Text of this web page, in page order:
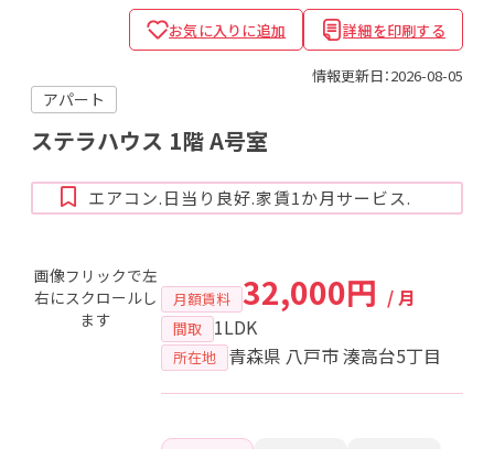
お気に入りに追加 詳細を印刷する
情報更新日：2026-08-05
アパート
ステラハウス 1階 A号室
エアコン.日当り良好.家賃1か月サービス.
月額賃料 32,000円 / 月
間取 1LDK
所在地 青森県 八戸市 湊高台5丁目
画像フリックで左
右にスクロールし
ます